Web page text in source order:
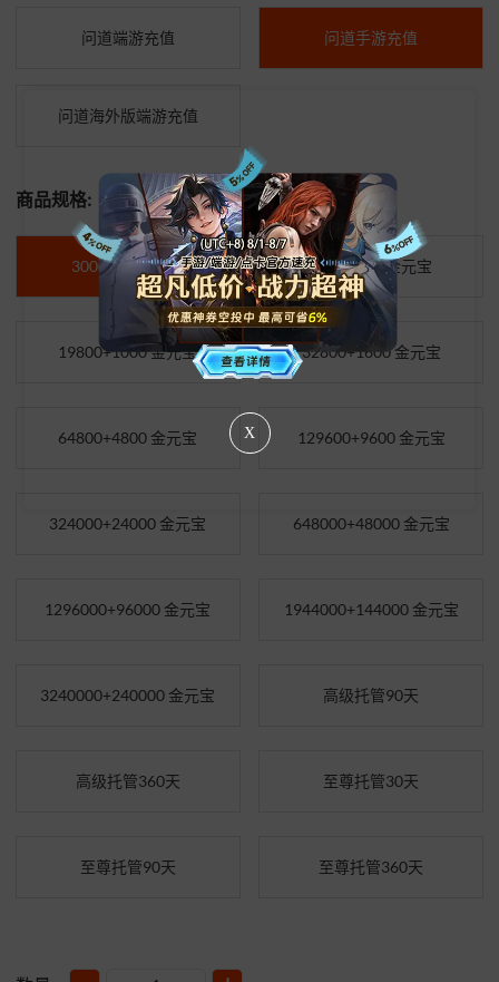
问道端游充值 问道手游充值
问道海外版端游充值
商品规格:
3000+60 金元宝 9800+500 金元宝
19800+1000 金元宝 32800+1600 金元宝
64800+4800 金元宝 129600+9600 金元宝
324000+24000 金元宝 648000+48000 金元宝
1296000+96000 金元宝 1944000+144000 金元宝
3240000+240000 金元宝 高级托管90天
高级托管360天 至尊托管30天
至尊托管90天 至尊托管360天
X